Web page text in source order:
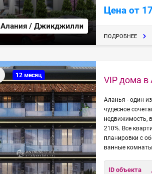
Алания / Джикджилли
Цена от
ПОДРОБНЕЕ
12 месяц VIP дома в
Аланья - один
чудесное
недвижимость,
210%. Все
планировки с
ванные
ID объекта